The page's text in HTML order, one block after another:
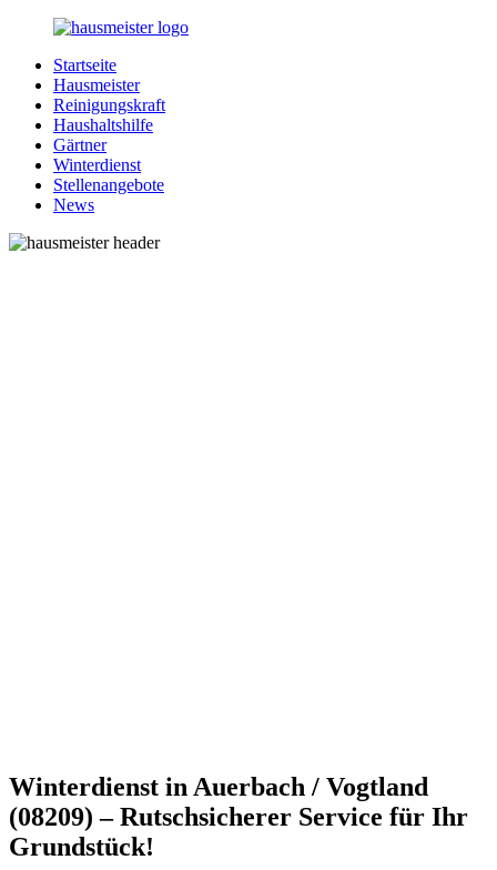
Zurück
Inhalt
Hausmeister.de
Alles
rund
Ihren
Haushalt
Startseite
Hausmeister
Reinigungskraft
Haushaltshilfe
Gärtner
Winterdienst
Stellenangebote
News
Winterdienst in Auerbach / Vogtland
(08209) – Rutschsicherer Service für Ihr
Grundstück!